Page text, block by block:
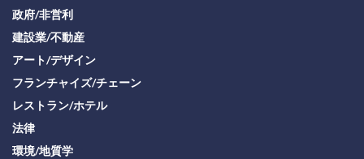
政府/非営利
建設業/不動産
アート/デザイン
フランチャイズ/チェーン
レストラン/ホテル
法律
環境/地質学